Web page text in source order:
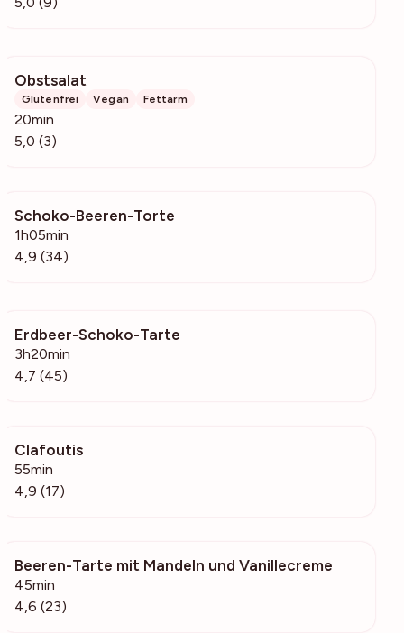
Obstsalat
Glutenfrei Vegan Fettarm
20min
5,0 (3)
Schoko-Beeren-Torte
1h05min
4,9 (34)
Erdbeer-Schoko-Tarte
3h20min
4,7 (45)
Clafoutis
55min
4,9 (17)
Beeren-Tarte mit Mandeln und Vanillecreme
45min
4,6 (23)